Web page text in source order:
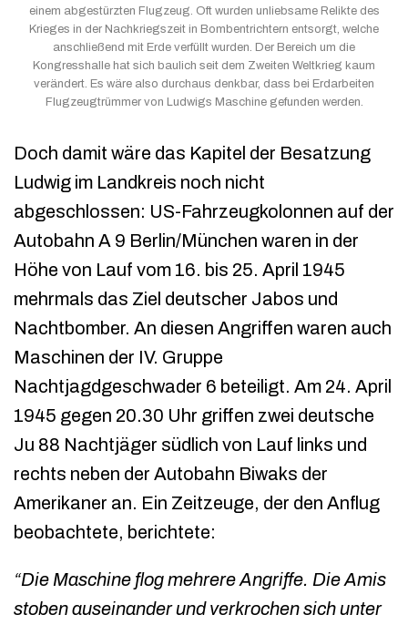
einem abgestürzten Flugzeug. Oft wurden unliebsame Relikte des
Krieges in der Nachkriegszeit in Bombentrichtern entsorgt, welche
anschließend mit Erde verfüllt wurden. Der Bereich um die
Kongresshalle hat sich baulich seit dem Zweiten Weltkrieg kaum
verändert. Es wäre also durchaus denkbar, dass bei Erdarbeiten
Flugzeugtrümmer von Ludwigs Maschine gefunden werden.
Doch damit wäre das Kapitel der Besatzung
Ludwig im Landkreis noch nicht
abgeschlossen: US-Fahrzeugkolonnen auf der
Autobahn A 9 Berlin/München waren in der
Höhe von Lauf vom 16. bis 25. April 1945
mehrmals das Ziel deutscher Jabos und
Nachtbomber. An diesen Angriffen waren auch
Maschinen der IV. Gruppe
Nachtjagdgeschwader 6 beteiligt. Am 24. April
1945 gegen 20.30 Uhr griffen zwei deutsche
Ju 88 Nachtjäger südlich von Lauf links und
rechts neben der Autobahn Biwaks der
Amerikaner an. Ein Zeitzeuge, der den Anflug
beobachtete, berichtete:
“Die Maschine flog mehrere Angriffe. Die Amis
stoben auseinander und verkrochen sich unter